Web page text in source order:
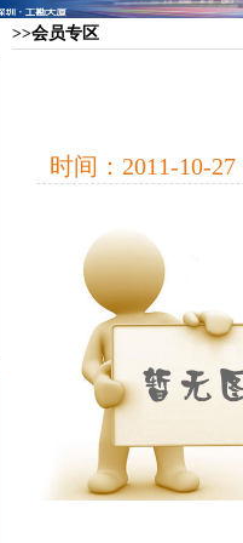
>>会员专区
时间： 2011-10-27